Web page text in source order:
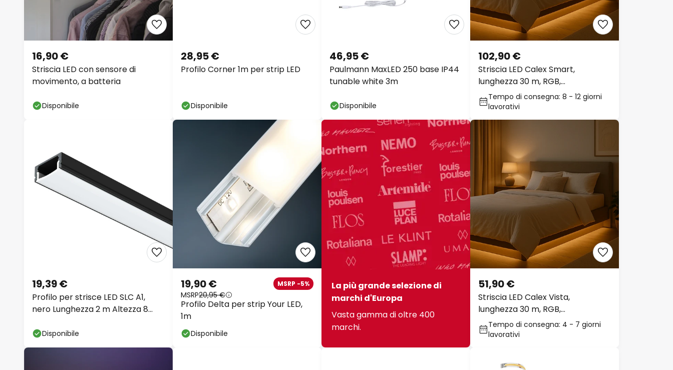
Striscia LED con sensore di
movimento, a batteria
16,90 €
Disponibile
Profilo Corner 1m per strip LED
28,95 €
Disponibile
Paulmann MaxLED 250 base IP44
tunable white 3m
46,95 €
Disponibile
Striscia LED Calex Smart,
lunghezza 30 m, RGB,
telecomando CCT
102,90 €
Tempo di consegna: 8 - 12 giorni
lavorativi
Profilo per strisce LED SLC A1,
nero Lunghezza 2 m Altezza 8
19,39 €
Disponibile
Profilo Delta per strip Your LED,
1m
19,90 € MSRP -5%
MSRP20,95 €
Disponibile
La più grande selezione di
marchi d'Europa
Vasta gamma di oltre 400
marchi.
Striscia LED Calex Vista,
lunghezza 30 m, RGB,
telecomando CCT
51,90 €
Tempo di consegna: 4 - 7 giorni
lavorativi